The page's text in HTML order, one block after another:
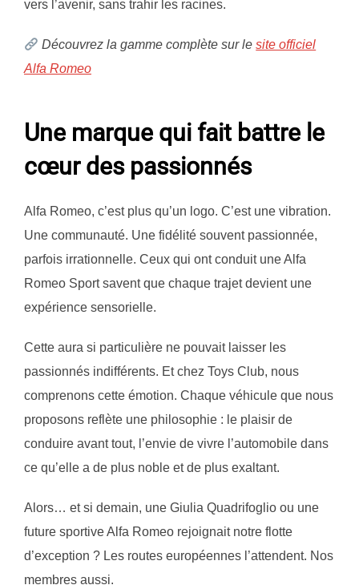
vers l’avenir, sans trahir les racines.
Découvrez la gamme complète sur lesite officiel
Alfa Romeo
Une marque qui fait battre le
cœur des passionnés
Alfa Romeo, c’est plus qu’un logo. C’est une vibration.
Une communauté. Une fidélité souvent passionnée,
parfois irrationnelle. Ceux qui ont conduit une Alfa
Romeo Sport savent que chaque trajet devient une
expérience sensorielle.
Cette aura si particulière ne pouvait laisser les
passionnés indifférents. Et chez Toys Club, nous
comprenons cette émotion. Chaque véhicule que nous
proposons reflète une philosophie : le plaisir de
conduire avant tout, l’envie de vivre l’automobile dans
ce qu’elle a de plus noble et de plus exaltant.
Alors… et si demain, une Giulia Quadrifoglio ou une
future sportive Alfa Romeo rejoignait notre flotte
d’exception ? Les routes européennes l’attendent. Nos
membres aussi.